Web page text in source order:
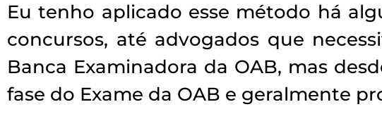
Eu tenho aplicado esse método há
concursos, até advogados que
Banca Examinadora da OAB, mas
fase do Exame da OAB e geralmente